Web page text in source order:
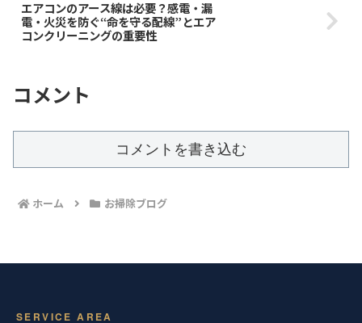
エアコンのアース線は必要？感電・漏
電・火災を防ぐ“命を守る配線”とエア
コンクリーニングの重要性
コメント
コメントを書き込む
ホーム お掃除ブログ
SERVICE AREA